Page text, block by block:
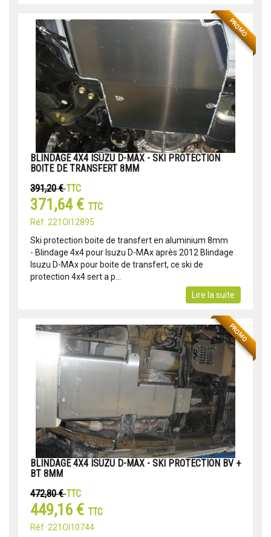
PROMO
BLINDAGE 4X4 ISUZU D-MAX - SKI PROTECTION
BOITE DE TRANSFERT 8MM
391,20 €TTC
371,64 € TTC
Réf: 221OI12895
Ski protection boite de transfert en aluminium 8mm
- Blindage 4x4 pour Isuzu D-MAx après 2012 Blindage
Isuzu D-MAx pour boite de transfert, ce ski de
protection 4x4 sert a p...
Lire la suite
PROMO
BLINDAGE 4X4 ISUZU D-MAX - SKI PROTECTION BV +
BT 8MM
472,80 €TTC
449,16 € TTC
Réf: 221OI10744